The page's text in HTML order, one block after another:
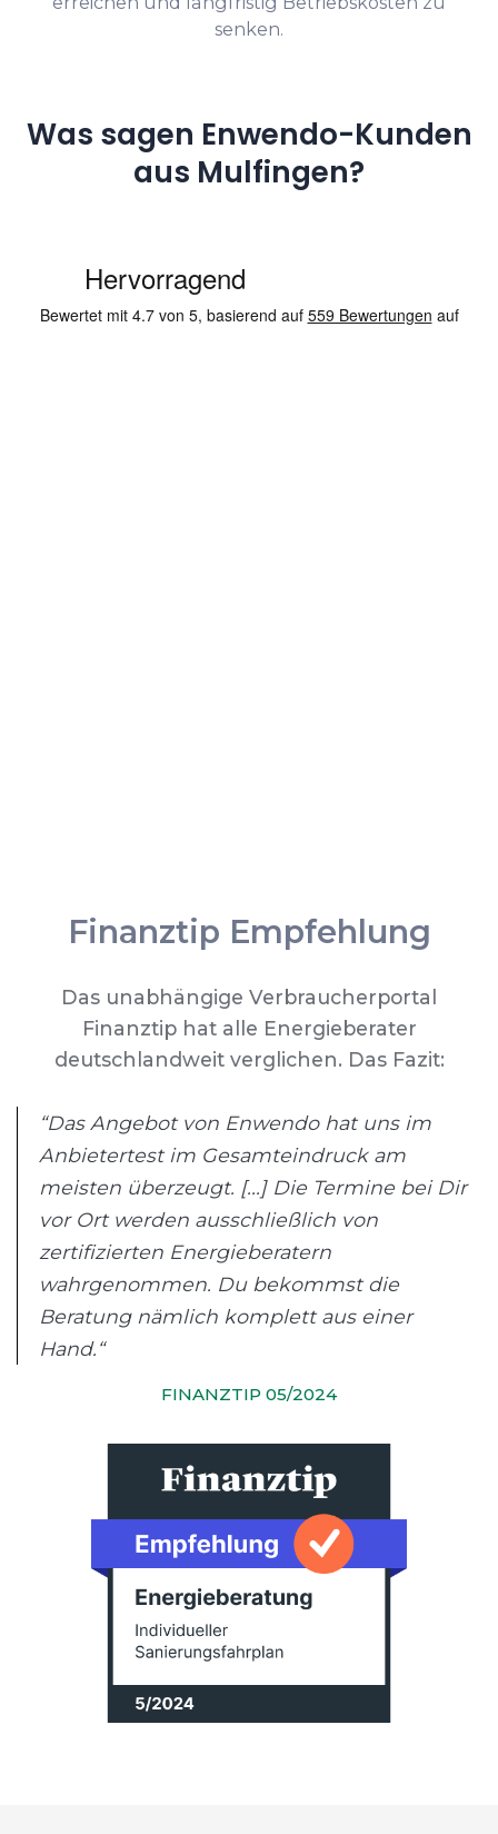
senken.
Was sagen Enwendo-Kunden
aus Mulfingen?
Finanztip Empfehlung
Das unabhängige Verbraucherportal
Finanztip hat alle Energieberater
deutschlandweit verglichen. Das Fazit:
“Das Angebot von Enwendo hat uns im
Anbietertest im Gesamteindruck am
meisten überzeugt. [...] Die Termine bei Dir
vor Ort werden ausschließlich von
zertifizierten Energieberatern
wahrgenommen. Du bekommst die
Beratung nämlich komplett aus einer
Hand.“
FINANZTIP 05/2024